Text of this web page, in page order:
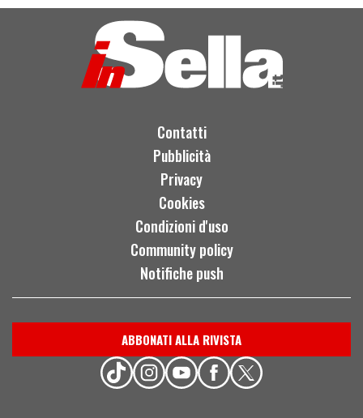
Contatti
Pubblicità
Privacy
Cookies
Condizioni d'uso
Community policy
Notifiche push
ABBONATI ALLA RIVISTA